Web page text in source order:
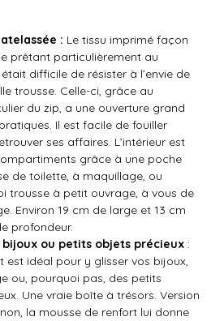
: Le tissu imprimé façon
prêtant particulièrement au
difficile de résister à l’envie de
trousse. Celle-ci, grâce au
du zip, a une ouverture grand
Il est facile de fouiller
ses affaires. L’intérieur est
grâce à une poche
de toilette, à maquillage, ou
trousse à petit ouvrage, à vous de
Environ 19 cm de large et 13 cm
profondeur.
bijoux ou petits objets précieux :
est idéal pour y glisser vos bijoux,
ou, pourquoi pas, des petits
Une vraie boîte à trésors. Version
la mousse de renfort lui donne